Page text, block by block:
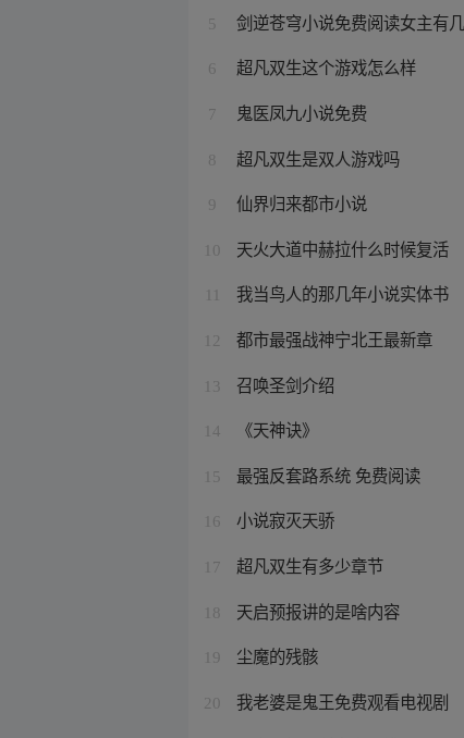
5 剑逆苍穹小说免费阅读女主有
6 超凡双生这个游戏怎么样
7 鬼医凤九小说免费
8 超凡双生是双人游戏吗
9 仙界归来都市小说
10 天火大道中赫拉什么时候复活
我当鸟人的那几年小说实体书
12 都市最强战神宁北王最新章
13 召唤圣剑介绍
14 《天神诀》
15 最强反套路系统 免费阅读
16 小说寂灭天骄
17 超凡双生有多少章节
18 天启预报讲的是啥内容
19 尘魔的残骸
20 我老婆是鬼王免费观看电视剧